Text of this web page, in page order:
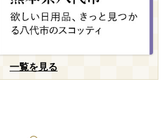
一覧を見る